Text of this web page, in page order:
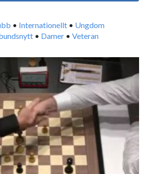
• Internationellt • Ungdom
• Damer • Veteran